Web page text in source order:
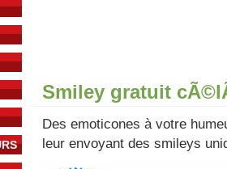
Smiley gratuit
Des emoticones à votre
leur envoyant des smileys